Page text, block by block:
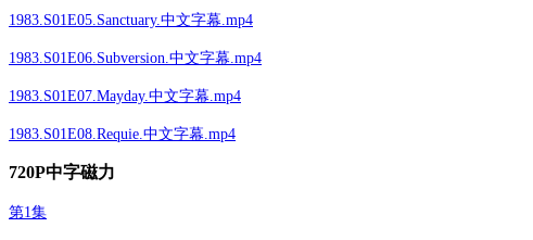
1983.S01E05.Sanctuary.中文字幕.mp4
1983.S01E06.Subversion.中文字幕.mp4
1983.S01E07.Mayday.中文字幕.mp4
1983.S01E08.Requie.中文字幕.mp4
720P中字磁力
第1集